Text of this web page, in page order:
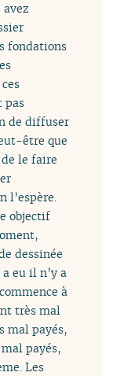
avez
fondations
pas
de diffuser
être que
le faire
l’espère.
objectif
dessinée
eu il n’y a
à
très mal
mal payés,
payés,
Les